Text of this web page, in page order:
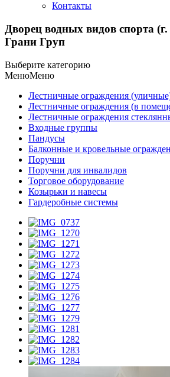
Контакты
Дворец водных видов спорта
Грани Груп
Выберите категорию
МенюМеню
Лестничные ограждения
Лестничные ограждения (в
Лестничные ограждения
Входные группы
Пандусы
Балконные и кровельные
Поручни
Поручни для инвалидов
Торговое оборудование
Козырьки и навесы
Гардеробные системы